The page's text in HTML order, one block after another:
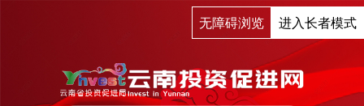
无障碍浏览 进入长者模式